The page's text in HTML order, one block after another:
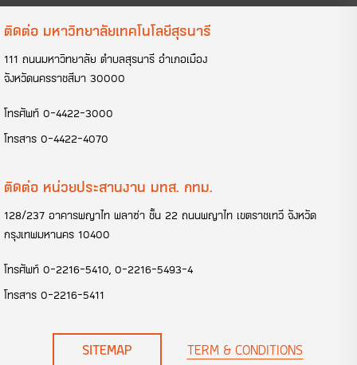
ติดต่อ มหาวิทยาลัยเทคโนโลยีสุรนารี
111 ถนนมหาวิทยาลัย ตำบลสุรนารี อำเภอเมือง
จังหวัดนครราชสีมา 30000
โทรศัพท์ 0-4422-3000
โทรสาร 0-4422-4070
ติดต่อ หน่วยประสานงาน มทส. กทม.
128/237 อาคารพญาไท พลาซ่า ชั้น 22 ถนนพญาไท เขตราชเทวี จังหวัด
กรุงเทพมหานคร 10400
โทรศัพท์ 0-2216-5410, 0-2216-5493-4
โทรสาร 0-2216-5411
SITEMAP TERM & CONDITIONS